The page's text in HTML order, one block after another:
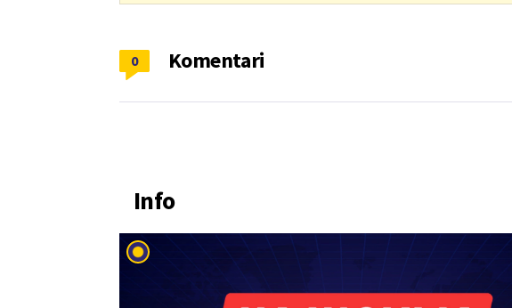
Komentari
0
Info